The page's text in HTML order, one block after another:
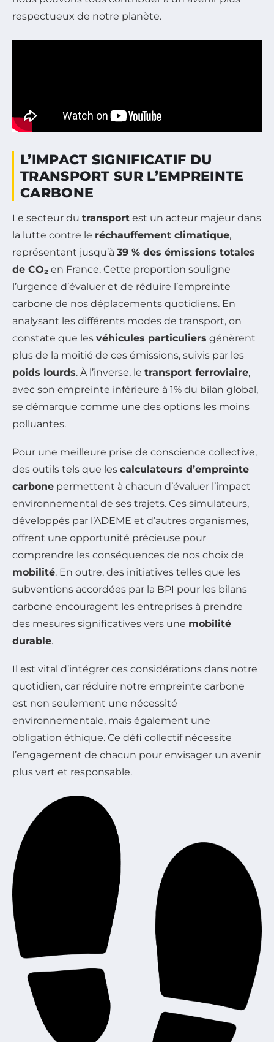
respectueux de notre planète.
L’IMPACT SIGNIFICATIF DU
TRANSPORT SUR L’EMPREINTE
CARBONE
Le secteur du transport est un acteur majeur dans
la lutte contre le réchauffement climatique,
représentant jusqu’à 39 % des émissions totales
de CO₂ en France. Cette proportion souligne
l’urgence d’évaluer et de réduire l’empreinte
carbone de nos déplacements quotidiens. En
analysant les différents modes de transport, on
constate que les véhicules particuliers génèrent
plus de la moitié de ces émissions, suivis par les
poids lourds. À l’inverse, le transport ferroviaire,
avec son empreinte inférieure à 1% du bilan global,
se démarque comme une des options les moins
polluantes.
Pour une meilleure prise de conscience collective,
des outils tels que les calculateurs d’empreinte
carbone permettent à chacun d’évaluer l’impact
environnemental de ses trajets. Ces simulateurs,
développés par l’ADEME et d’autres organismes,
offrent une opportunité précieuse pour
comprendre les conséquences de nos choix de
mobilité. En outre, des initiatives telles que les
subventions accordées par la BPI pour les bilans
carbone encouragent les entreprises à prendre
des mesures significatives vers une mobilité
durable.
Il est vital d’intégrer ces considérations dans notre
quotidien, car réduire notre empreinte carbone
est non seulement une nécessité
environnementale, mais également une
obligation éthique. Ce défi collectif nécessite
l’engagement de chacun pour envisager un avenir
plus vert et responsable.